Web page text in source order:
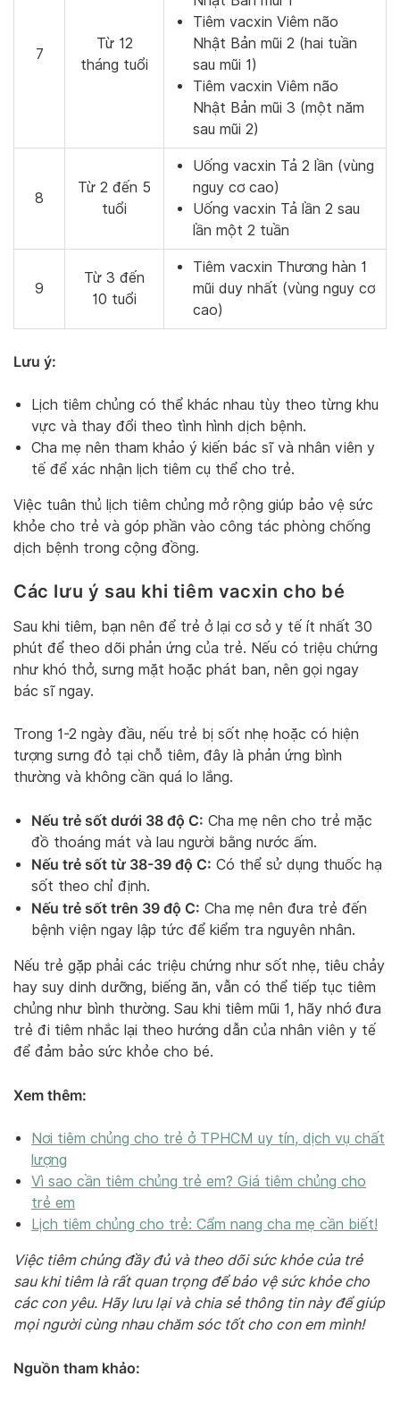
7
Từ 12
tháng tuổi
Tiêm vacxin Viêm não
Nhật Bản mũi 2 (hai tuần
sau mũi 1)
Tiêm vacxin Viêm não
Nhật Bản mũi 3 (một năm
sau mũi 2)
8
Từ 2 đến 5
tuổi
Uống vacxin Tả 2 lần (vùng
nguy cơ cao)
Uống vacxin Tả lần 2 sau
lần một 2 tuần
9
Từ 3 đến
10 tuổi
Tiêm vacxin Thương hàn 1
mũi duy nhất (vùng nguy cơ
cao)
Lưu ý:
Lịch tiêm chủng có thể khác nhau tùy theo từng khu
vực và thay đổi theo tình hình dịch bệnh.
Cha mẹ nên tham khảo ý kiến bác sĩ và nhân viên y
tế để xác nhận lịch tiêm cụ thể cho trẻ.
Việc tuân thủ lịch tiêm chủng mở rộng giúp bảo vệ sức
khỏe cho trẻ và góp phần vào công tác phòng chống
dịch bệnh trong cộng đồng.
Các lưu ý sau khi tiêm vacxin cho bé
Sau khi tiêm, bạn nên để trẻ ở lại cơ sở y tế ít nhất 30
phút để theo dõi phản ứng của trẻ. Nếu có triệu chứng
như khó thở, sưng mặt hoặc phát ban, nên gọi ngay
bác sĩ ngay.
Trong 1-2 ngày đầu, nếu trẻ bị sốt nhẹ hoặc có hiện
tượng sưng đỏ tại chỗ tiêm, đây là phản ứng bình
thường và không cần quá lo lắng.
Nếu trẻ sốt dưới 38 độ C: Cha mẹ nên cho trẻ mặc
đồ thoáng mát và lau người bằng nước ấm.
Nếu trẻ sốt từ 38-39 độ C: Có thể sử dụng thuốc hạ
sốt theo chỉ định.
Nếu trẻ sốt trên 39 độ C: Cha mẹ nên đưa trẻ đến
bệnh viện ngay lập tức để kiểm tra nguyên nhân.
Nếu trẻ gặp phải các triệu chứng như sốt nhẹ, tiêu chảy
hay suy dinh dưỡng, biếng ăn, vẫn có thể tiếp tục tiêm
chủng như bình thường. Sau khi tiêm mũi 1, hãy nhớ đưa
trẻ đi tiêm nhắc lại theo hướng dẫn của nhân viên y tế
để đảm bảo sức khỏe cho bé.
Xem thêm:
Nơi tiêm chủng cho trẻ ở TPHCM uy tín, dịch vụ chất
lượng
Vì sao cần tiêm chủng trẻ em? Giá tiêm chủng cho
trẻ em
Lịch tiêm chủng cho trẻ: Cẩm nang cha mẹ cần biết!
Việc tiêm chủng đầy đủ và theo dõi sức khỏe của trẻ
sau khi tiêm là rất quan trọng để bảo vệ sức khỏe cho
các con yêu. Hãy lưu lại và chia sẻ thông tin này để giúp
mọi người cùng nhau chăm sóc tốt cho con em mình!
Nguồn tham khảo: